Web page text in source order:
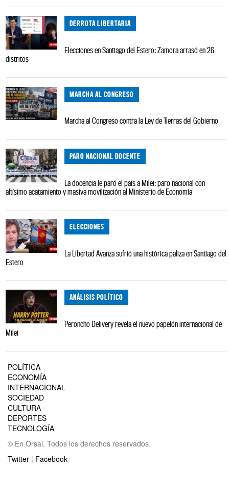
DERROTA LIBERTARIA
Elecciones en Santiago del Estero: Zamora arrasó en 26
distritos
MARCHA AL CONGRESO
Marcha al Congreso contra la Ley de Tierras del Gobierno
PARO NACIONAL DOCENTE
La docencia le paró el país a Milei: paro nacional con
altísimo acatamiento y masiva movilización al Ministerio de Economía
ELECCIONES
La Libertad Avanza sufrió una histórica paliza en Santiago del
Estero
ANÁLISIS POLÍTICO
Peroncho Delivery revela el nuevo papelón internacional de
Milei
POLÍTICA
ECONOMÍA
INTERNACIONAL
SOCIEDAD
CULTURA
DEPORTES
TECNOLOGÍA
© En Orsai. Todos los derechos reservados.
Twitter | Facebook